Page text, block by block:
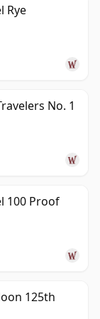
Rye
No. 1
100 Proof
125th